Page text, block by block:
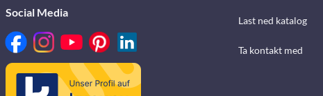
Social Media
Last ned katalog
Ta kontakt med